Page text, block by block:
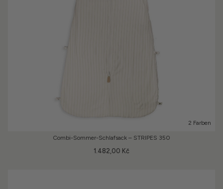
2 Farben
Combi-Sommer-Schlafsack – STRIPES 350
1.482,00 Kč